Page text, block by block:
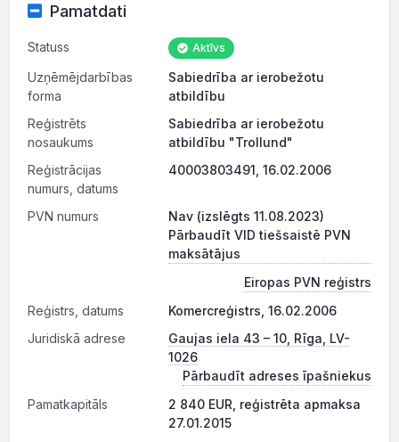
Pamatdati
Statuss Aktīvs
Uzņēmējdarbības
forma
Sabiedrība ar ierobežotu
atbildību
Reģistrēts
nosaukums
Sabiedrība ar ierobežotu
atbildību "Trollund"
Reģistrācijas
numurs, datums
40003803491, 16.02.2006
PVN numurs
Nav (izslēgts 11.08.2023)
Pārbaudīt VID tiešsaistē PVN
maksātājus
Eiropas PVN reģistrs
Reģistrs, datums
Komercreģistrs, 16.02.2006
Juridiskā adrese
Gaujas iela 43 – 10, Rīga, LV-
1026
Pārbaudīt adreses īpašniekus
Pamatkapitāls
2 840 EUR, reģistrēta apmaksa
27.01.2015